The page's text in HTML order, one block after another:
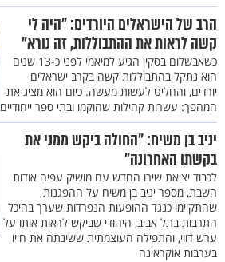
הרב של הישראלים היורדים: "היה לי
קשה לראות את ההתבוללות, זה נורא"
כשאבשלום בסקין הגיע למיאמי לפני כ-13 שנים
הוא נתקל בהתבוללות קשה בקרב ישראלים
יורדים, והחליט לעשות מעשה. כיום הוא מציג את
המהפך: עשרות קהילות שהוקמו ובתי ספר ייחודיים
יניב בן משיח: "החולה ביקש ממני את
בקשתו האחרונה"
לכבוד יציאת שירו החדש עם מושיק עפיה אודות
השבת, מספר יניב בן משיח על ההפגנות
שהתקיימו כנגד ההופעות הנפרדות שערך בהיכל
התרבות בתל אביב, היהודי שביקש לראות אותו על
ערש דווי, והתפילה העוצמתית ששינתה את חייו
בערבות אוקראינה